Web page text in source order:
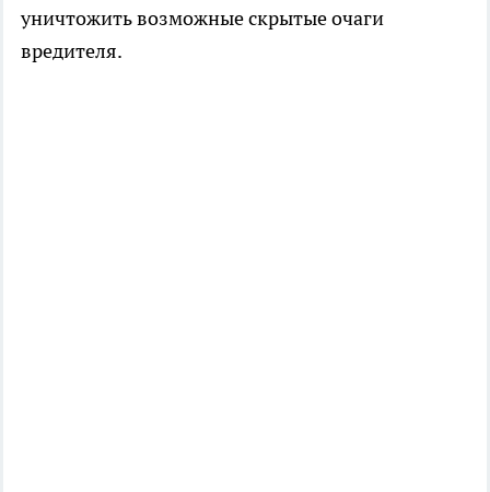
уничтожить возможные скрытые очаги
вредителя.